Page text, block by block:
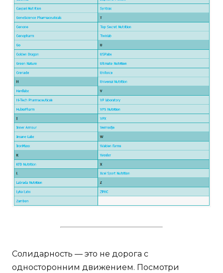
Солидарность — это не дорога с
односторонним движением. Посмотри